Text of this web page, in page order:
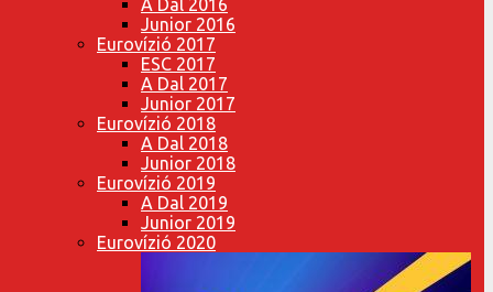
A Dal 2016
Junior 2016
Eurovízió 2017
ESC 2017
A Dal 2017
Junior 2017
Eurovízió 2018
A Dal 2018
Junior 2018
Eurovízió 2019
A Dal 2019
Junior 2019
Eurovízió 2020